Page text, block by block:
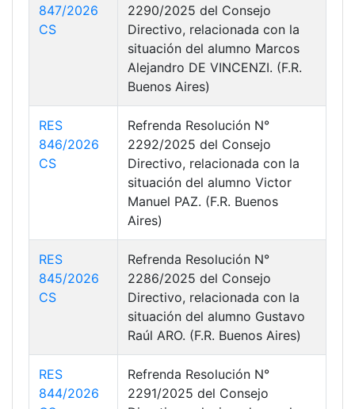
847/2026
CS
2290/2025 del Consejo
Directivo, relacionada con la
situación del alumno Marcos
Alejandro DE VINCENZI. (F.R.
Buenos Aires)
RES
846/2026
CS
Refrenda Resolución N°
2292/2025 del Consejo
Directivo, relacionada con la
situación del alumno Victor
Manuel PAZ. (F.R. Buenos
Aires)
RES
845/2026
CS
Refrenda Resolución N°
2286/2025 del Consejo
Directivo, relacionada con la
situación del alumno Gustavo
Raúl ARO. (F.R. Buenos Aires)
RES
844/2026
Refrenda Resolución N°
2291/2025 del Consejo